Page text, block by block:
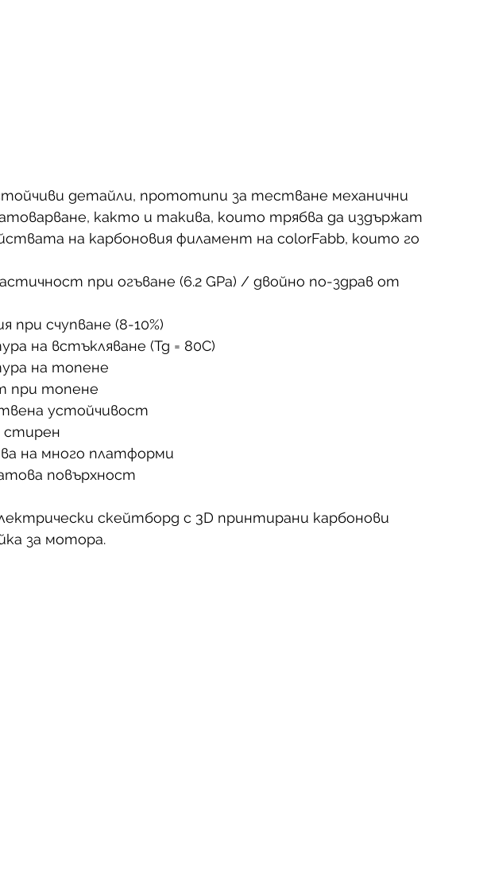
детайли, прототипи за тестване механични
както и такива, които трябва да издържат
на карбоновия филамент на colorFabb, които го
при огъване (6.2 GPa) / двойно по-здрав от
при счупване (8-10%)
на встъкляване (Tg = 80C)
на топене
при топене
устойчивост
стирен
на много платформи
повърхност
скейтборд с 3D принтирани карбонови
за мотора.